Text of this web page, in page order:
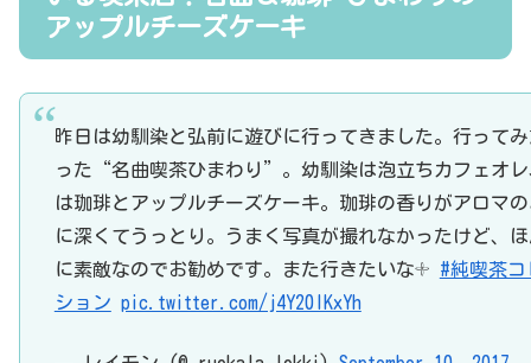
アップルチーズケーキ
昨日は幼馴染と弘前に遊びに行ってきました。行って
った“名曲喫茶ひまわり”。幼馴染は泡立ちカフェオレ
は珈琲とアップルチーズケーキ。珈琲の香りがアロマ
に深くてうっとり。うまく写真が撮れなかったけど、
に素敵なのでお勧めです。また行きたいな𓇬 #純喫茶コ
ション pic.twitter.com/j4Y20IKxYh